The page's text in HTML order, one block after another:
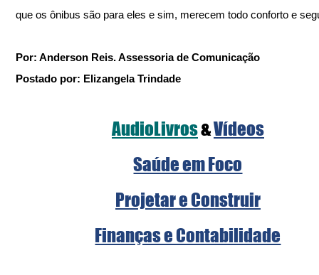
que os ônibus são para eles e sim, merecem todo conforto e
Por: Anderson Reis. Assessoria de Comunicação
Postado por: Elizangela Trindade
AudioLivros&Vídeos
Saúde em Foco
Projetar e Construir
Finanças e Contabilidade